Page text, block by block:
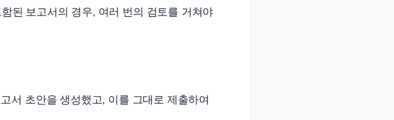
된 보고서의 경우, 여러 번의 검토를 거쳐야
서 초안을 생성했고, 이를 그대로 제출하여